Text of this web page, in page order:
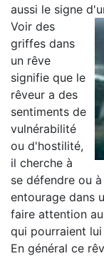
aussi le signe
Voir des
griffes dans
un rêve
signifie que le
rêveur a des
sentiments de
vulnérabilité
ou d'hostilité,
il cherche à
se défendre ou
entourage dans
faire attention
qui pourraient
En général ce